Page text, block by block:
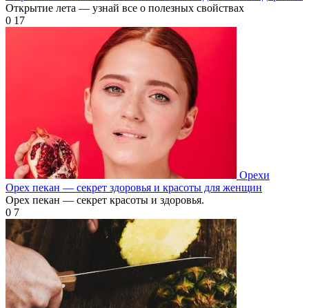
Открытие лета — узнай все о полезных свойствах
0 17
Орехи
Орех пекан — секрет здоровья и красоты для женщин
Орех пекан — секрет красоты и здоровья.
0 7